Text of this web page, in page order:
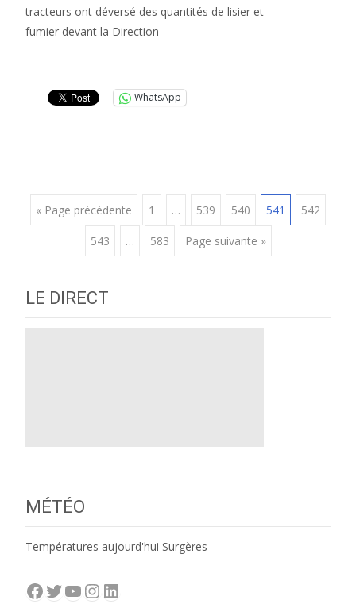
tracteurs ont déversé des quantités de lisier et
fumier devant la Direction
WhatsApp
Posts
navigation
« Page précédente 1 … 539 540 541 542
543 … 583 Page suivante »
LE DIRECT
MÉTÉO
Températures aujourd'hui Surgères
Facebook
Twitter
YouTube
Instagram
LinkedIn